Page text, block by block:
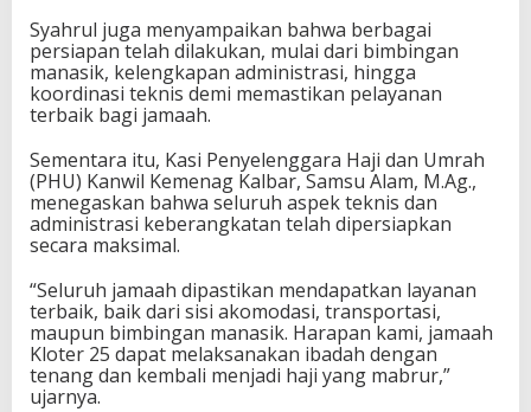
Syahrul juga menyampaikan bahwa berbagai
persiapan telah dilakukan, mulai dari bimbingan
manasik, kelengkapan administrasi, hingga
koordinasi teknis demi memastikan pelayanan
terbaik bagi jamaah.
Sementara itu, Kasi Penyelenggara Haji dan Umrah
(PHU) Kanwil Kemenag Kalbar, Samsu Alam, M.Ag.,
menegaskan bahwa seluruh aspek teknis dan
administrasi keberangkatan telah dipersiapkan
secara maksimal.
“Seluruh jamaah dipastikan mendapatkan layanan
terbaik, baik dari sisi akomodasi, transportasi,
maupun bimbingan manasik. Harapan kami, jamaah
Kloter 25 dapat melaksanakan ibadah dengan
tenang dan kembali menjadi haji yang mabrur,”
ujarnya.